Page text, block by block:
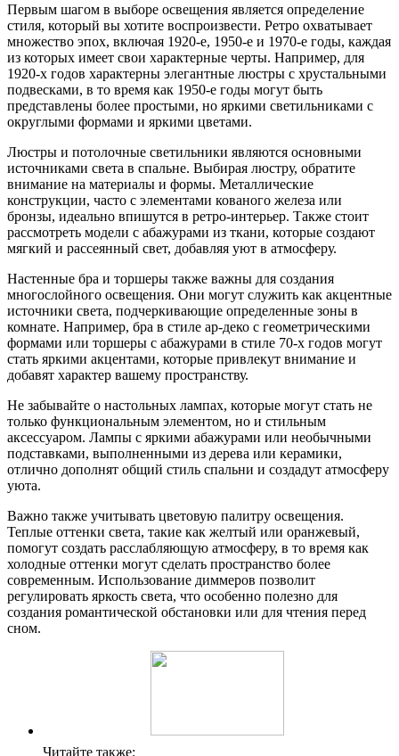
Первым шагом в выборе освещения является определение
стиля, который вы хотите воспроизвести. Ретро охватывает
множество эпох, включая 1920-е, 1950-е и 1970-е годы, каждая
из которых имеет свои характерные черты. Например, для
1920-х годов характерны элегантные люстры с хрустальными
подвесками, в то время как 1950-е годы могут быть
представлены более простыми, но яркими светильниками с
округлыми формами и яркими цветами.
Люстры и потолочные светильники являются основными
источниками света в спальне. Выбирая люстру, обратите
внимание на материалы и формы. Металлические
конструкции, часто с элементами кованого железа или
бронзы, идеально впишутся в ретро-интерьер. Также стоит
рассмотреть модели с абажурами из ткани, которые создают
мягкий и рассеянный свет, добавляя уют в атмосферу.
Настенные бра и торшеры также важны для создания
многослойного освещения. Они могут служить как акцентные
источники света, подчеркивающие определенные зоны в
комнате. Например, бра в стиле ар-деко с геометрическими
формами или торшеры с абажурами в стиле 70-х годов могут
стать яркими акцентами, которые привлекут внимание и
добавят характер вашему пространству.
Не забывайте о настольных лампах, которые могут стать не
только функциональным элементом, но и стильным
аксессуаром. Лампы с яркими абажурами или необычными
подставками, выполненными из дерева или керамики,
отлично дополнят общий стиль спальни и создадут атмосферу
уюта.
Важно также учитывать цветовую палитру освещения.
Теплые оттенки света, такие как желтый или оранжевый,
помогут создать расслабляющую атмосферу, в то время как
холодные оттенки могут сделать пространство более
современным. Использование диммеров позволит
регулировать яркость света, что особенно полезно для
создания романтической обстановки или для чтения перед
сном.
Читайте также: